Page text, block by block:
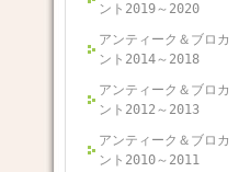
ント2019～2020
アンティーク＆ブロカ
ント2014～2018
アンティーク＆ブロカ
ント2012～2013
アンティーク＆ブロカ
ント2010～2011